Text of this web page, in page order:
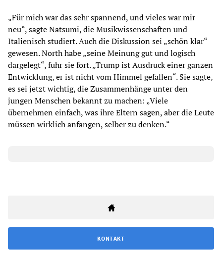
„Für mich war das sehr spannend, und vieles war mir
neu“, sagte Natsumi, die Musikwissenschaften und
Italienisch studiert. Auch die Diskussion sei „schön klar“
gewesen. North habe „seine Meinung gut und logisch
dargelegt“, fuhr sie fort. „Trump ist Ausdruck einer ganzen
Entwicklung, er ist nicht vom Himmel gefallen“. Sie sagte,
es sei jetzt wichtig, die Zusammenhänge unter den
jungen Menschen bekannt zu machen: „Viele
übernehmen einfach, was ihre Eltern sagen, aber die Leute
müssen wirklich anfangen, selber zu denken.“
KONTAKT